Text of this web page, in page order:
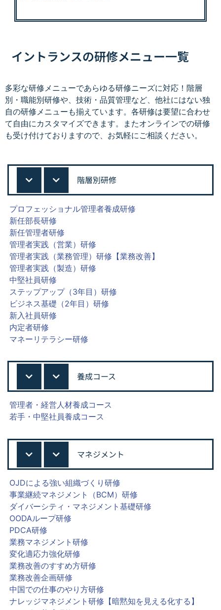
イントランスの研修メニュー一覧
多彩な研修メニューであらゆる研修ニーズに対応！階層
別・職能別研修や、技術・品質管理など、他社にはない独
自の研修メニューも揃えています。各研修は要望に合わせ
て自由にカスタマイズできます。またオンラインでの研修
も受け付けておりますので、お気軽にご相談ください。
階層別研修
プロフェッショナル管理者養成研修
新任部長研修
新任管理者研修
管理者実践（営業）研修
管理者実践（業務管理）研修【業務改善】
管理者実践（製造）研修
中堅社員研修
ステップアップ（3年目）研修
ビジネス基礎（2年目）研修
新入社員研修
内定者研修
マネーリテラシー研修
養成コース
管理者・経営人材養成コース
若手・中堅社員養成コース
マネジメント
OJDによる強い組織づくり研修
事業継続マネジメント（BCM）研修
ダイバーシティ・マネジメント基礎研修
OODAループ研修
PDCA研修
業務マネジメント研修
変化適応力強化研修
業務改善のすすめ方研修
業務改善企画研修
中国での仕事のやり方研修
ナレッジマネジメント研修【暗黙知を見える化する】